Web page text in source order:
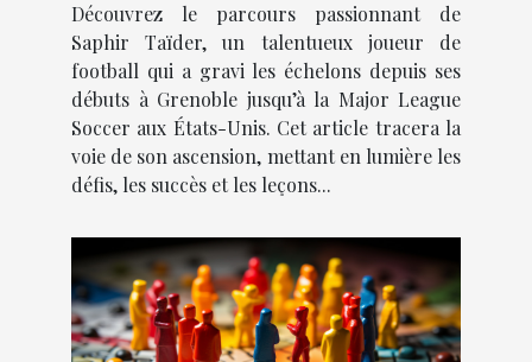
Découvrez le parcours passionnant de
Saphir Taïder, un talentueux joueur de
football qui a gravi les échelons depuis ses
débuts à Grenoble jusqu’à la Major League
Soccer aux États-Unis. Cet article tracera la
voie de son ascension, mettant en lumière les
défis, les succès et les leçons...